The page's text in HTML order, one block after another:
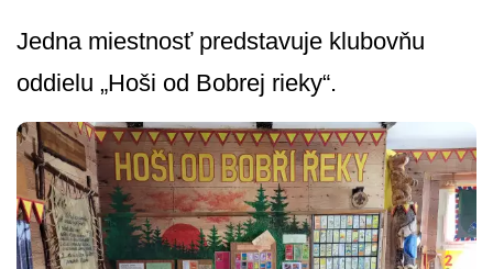
Jedna miestnosť predstavuje klubovňu
oddielu „Hoši od Bobrej rieky“.